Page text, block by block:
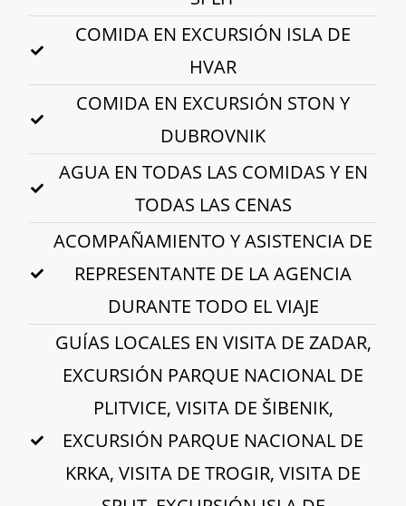
COMIDA EN EXCURSIÓN ISLA DE
HVAR
COMIDA EN EXCURSIÓN STON Y
DUBROVNIK
AGUA EN TODAS LAS COMIDAS Y EN
TODAS LAS CENAS
ACOMPAÑAMIENTO Y ASISTENCIA DE
REPRESENTANTE DE LA AGENCIA
DURANTE TODO EL VIAJE
GUÍAS LOCALES EN VISITA DE ZADAR,
EXCURSIÓN PARQUE NACIONAL DE
PLITVICE, VISITA DE ŠIBENIK,
EXCURSIÓN PARQUE NACIONAL DE
KRKA, VISITA DE TROGIR, VISITA DE